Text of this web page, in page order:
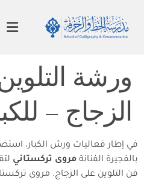
ورشة
الزجاج –
في إطار فعاليات ورش الكبار،
بالفجيرة الفنانة مروى تركستاني
فن التلوين على الزجاج. مروى